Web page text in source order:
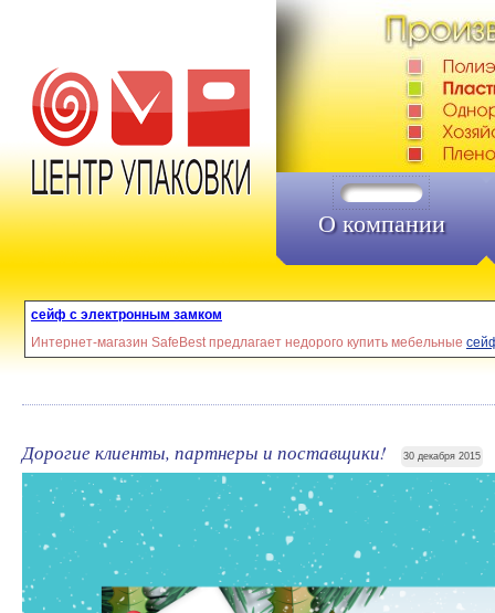
О компании
сейф с электронным замком
Интернет-магазин SafeBest предлагает недорого купить мебельные
Дорогие клиенты, партнеры и поставщики! 30 декабря 2015